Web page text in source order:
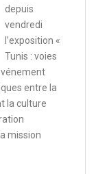
depuis
vendredi
l’exposition «
Tunis : voies
entre la
la culture
mission